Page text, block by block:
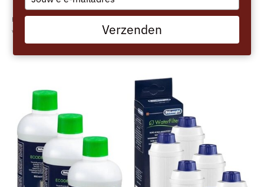
Home
waterfilters
your
email
Verzenden